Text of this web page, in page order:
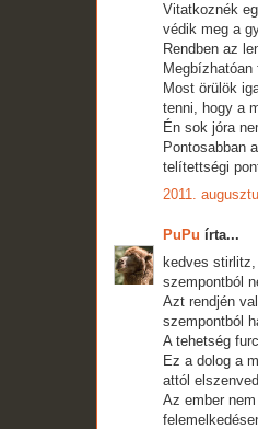
Vitatkoznék
védik meg a
Rendben az
Most örülök
tenni, hogy a
Én sok jóra
Pontosabban
telítettségi
2011.
PuPu írta...
kedves stirlitz,
szempontból
Azt rendjén
szempontból
A tehetség
Ez a dolog a
attól
Az ember